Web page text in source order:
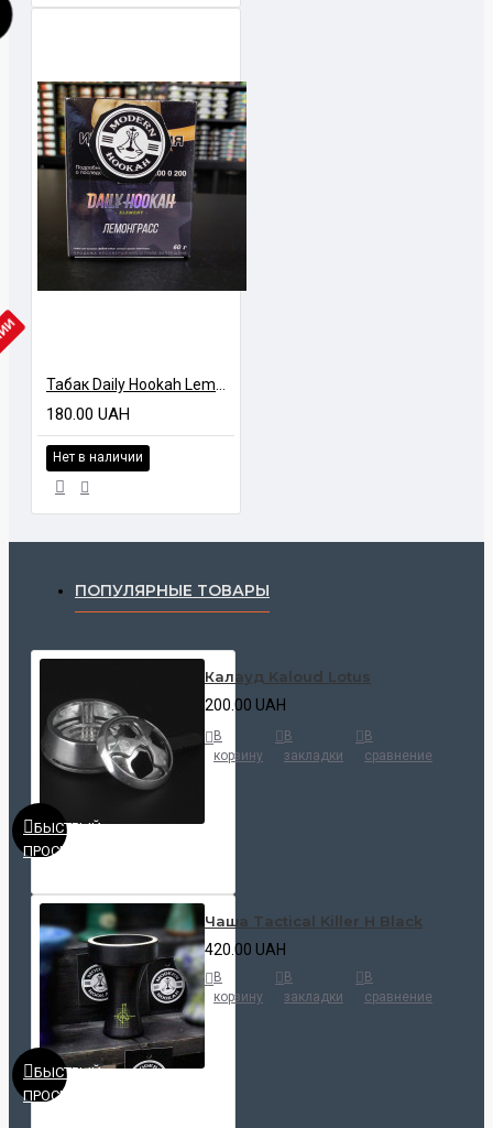
180.00 UAH
Нет в наличии
ПОПУЛЯРНЫЕ ТОВАРЫ
БЫСТРЫЙ
ПРОСМОТР
Калауд Kaloud Lotus
200.00 UAH
В
корзину
В
закладки
В
сравнение
БЫСТРЫЙ
ПРОСМОТР
Чаша Tactical Killer H Black
420.00 UAH
В
корзину
В
закладки
В
сравнение